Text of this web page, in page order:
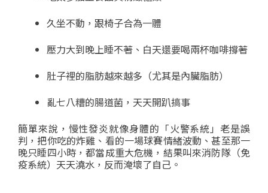
久坐不動，跟椅子合為一體
壓力大到晚上睡不著、白天還要喝兩杯咖啡撐著
肚子裡的脂肪越來越多（尤其是內臟脂肪）
亂七八糟的腸道菌，天天開趴搞事
簡單來說，慢性發炎就像身體的「火警系統」老是誤
判，把你吃的炸雞、看的一場球賽情緒波動、甚至那一
晚只睡四小時，都當成重大危機，結果叫來消防隊（免
疫系統）天天澆水，反而淹壞了自己。